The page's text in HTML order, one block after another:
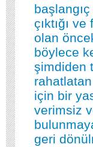
çıktığı
olan
böylece
şimdiden
için bir
verimsiz
geri